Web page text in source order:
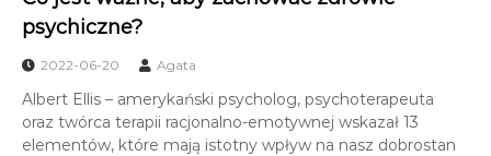
psychiczne?
2022-06-20 Agata
Albert Ellis – amerykański psycholog, psychoterapeuta
oraz twórca terapii racjonalno-emotywnej wskazał 13
elementów, które mają istotny wpływ na nasz dobrostan